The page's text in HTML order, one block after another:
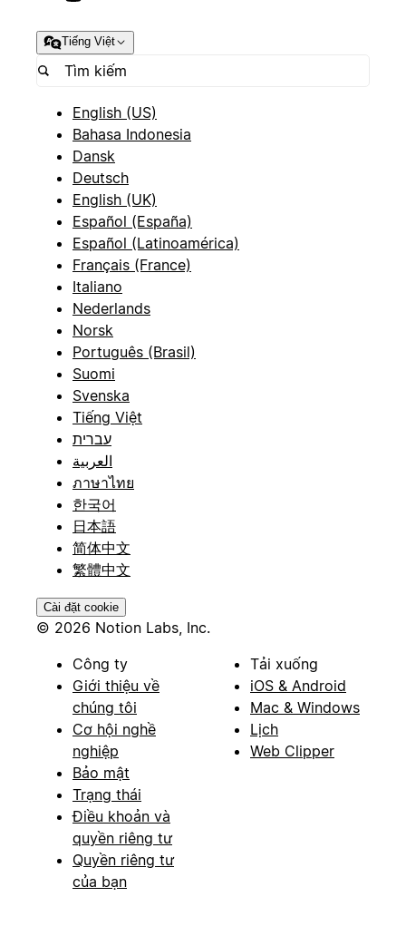
Tiếng Việt
English (US)
Bahasa Indonesia
Dansk
Deutsch
English (UK)
Español (España)
Español (Latinoamérica)
Français (France)
Italiano
Nederlands
Norsk
Português (Brasil)
Suomi
Svenska
Tiếng Việt
עברית
العربية
ภาษาไทย
한국어
日本語
简体中文
繁體中文
Cài đặt cookie
© 2026 Notion Labs, Inc.
Công ty
Giới thiệu về
chúng tôi
Cơ hội nghề
nghiệp
Bảo mật
Trạng thái
Điều khoản và
quyền riêng tư
Quyền riêng tư
của bạn
Tải xuống
iOS & Android
Mac & Windows
Lịch
Web Clipper